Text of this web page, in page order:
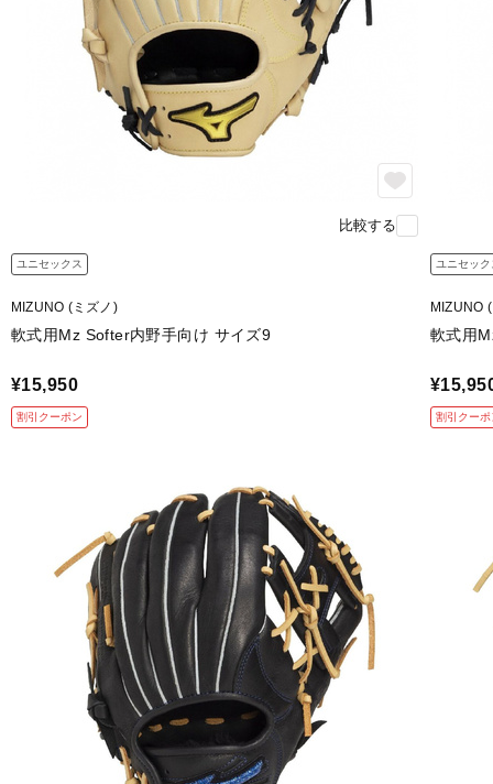
比較する
ユニセックス
MIZUNO (ミズノ)
軟式用Mz Softer内野手向け サイズ9
¥15,950
割引クーポン
ユニセック
MIZUNO
軟式用
割引クーポ